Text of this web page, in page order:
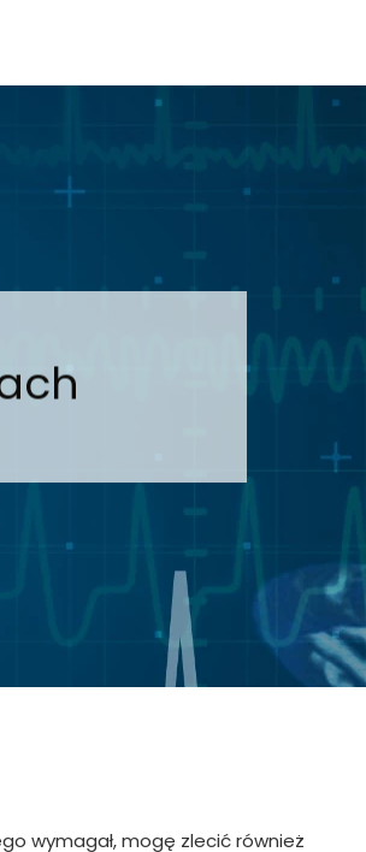
wymagał, mogę zlecić również